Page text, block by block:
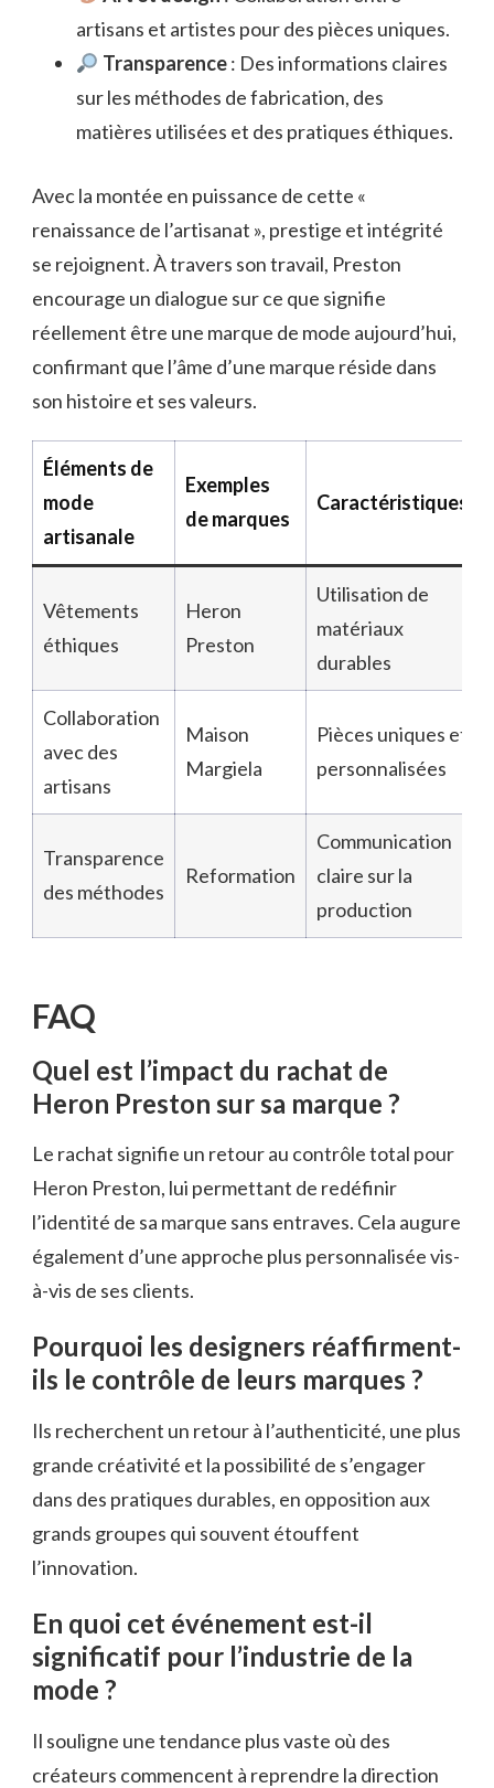
artisans et artistes pour des pièces uniques.
Transparence: Des informations claires
sur les méthodes de fabrication, des
matières utilisées et des pratiques éthiques.
Avec la montée en puissance de cette «
renaissance de l’artisanat », prestige et intégrité
se rejoignent. À travers son travail, Preston
encourage un dialogue sur ce que signifie
réellement être une marque de mode aujourd’hui,
confirmant que l’âme d’une marque réside dans
son histoire et ses valeurs.
Éléments de
mode
artisanale
Exemples
de marques
Caractéristiques
Vêtements
éthiques
Heron
Preston
Utilisation de
matériaux
durables
Collaboration
avec des
artisans
Maison
Margiela
Pièces uniques et
personnalisées
Transparence
des méthodes
Reformation
Communication
claire sur la
production
FAQ
Quel est l’impact du rachat de
Heron Preston sur sa marque ?
Le rachat signifie un retour au contrôle total pour
Heron Preston, lui permettant de redéfinir
l’identité de sa marque sans entraves. Cela augure
également d’une approche plus personnalisée vis-
à-vis de ses clients.
Pourquoi les designers réaffirment-
ils le contrôle de leurs marques ?
Ils recherchent un retour à l’authenticité, une plus
grande créativité et la possibilité de s’engager
dans des pratiques durables, en opposition aux
grands groupes qui souvent étouffent
l’innovation.
En quoi cet événement est-il
significatif pour l’industrie de la
mode ?
Il souligne une tendance plus vaste où des
créateurs commencent à reprendre la direction